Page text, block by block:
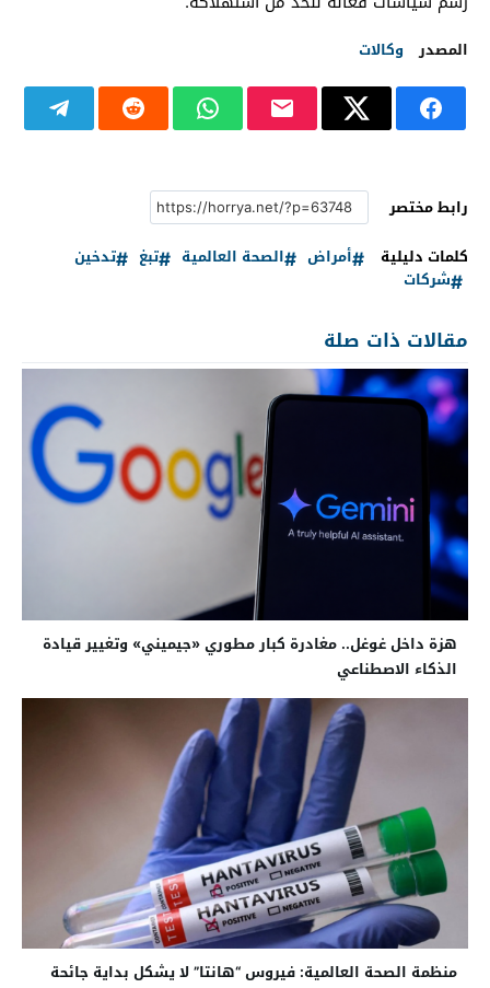
المصدر وكالات
رابط مختصر
كلمات دليلية
أمراض الصحة العالمية تبغ
تدخين
شركات
مقالات ذات صلة
هزة داخل غوغل.. مغادرة كبار مطوري «جيميني» وتغيير قيادة
الذكاء الاصطناعي
منظمة الصحة العالمية: فيروس “هانتا” لا يشكل بداية جائحة